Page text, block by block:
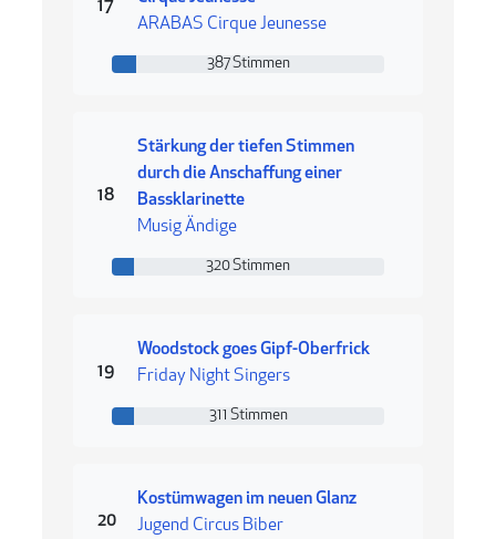
Rang 17
17
ARABAS Cirque Jeunesse
387 Stimmen
387 Stimmen
Rang 18
18
Stärkung der tiefen Stimmen
durch die Anschaffung einer
Bassklarinette
Musig Ändige
320 Stimmen
320 Stimmen
Rang 19
19
Woodstock goes Gipf-Oberfrick
Friday Night Singers
311 Stimmen
311 Stimmen
Rang 20
20
Kostümwagen im neuen Glanz
Jugend Circus Biber